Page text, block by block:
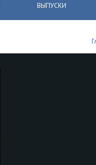
ВЫПУСКИ